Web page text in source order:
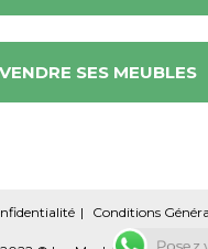
VENDRE SES MEUBLES
Conditions